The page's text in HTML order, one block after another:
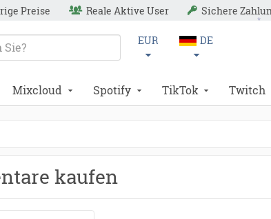
Preise Reale Aktive User Sichere
EUR
DE
Mixcloud Spotify TikTok Twitch
kaufen